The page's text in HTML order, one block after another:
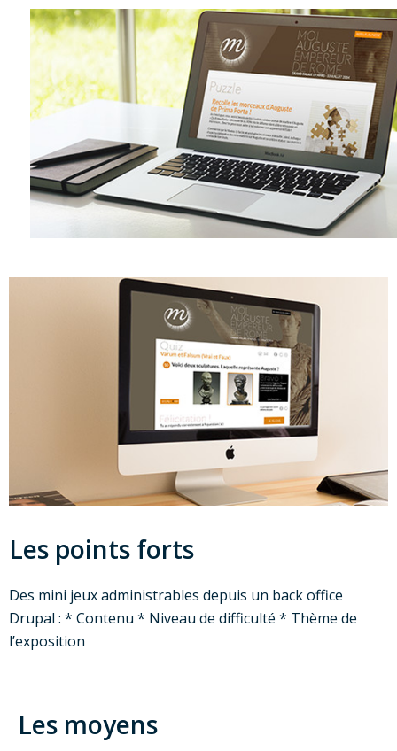
Les points forts
Des mini jeux administrables depuis un back office
Drupal : * Contenu * Niveau de difficulté * Thème de
l’exposition
Les moyens